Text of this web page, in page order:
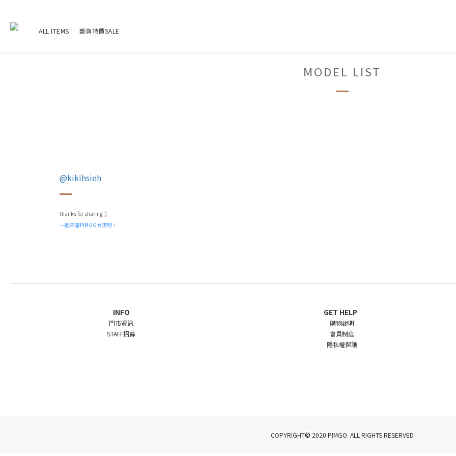
ALL ITEMS 斷貨特價SALE
MODEL LIST
@kikihsieh
thanks for sharing :)
一起來當PIMGO女孩吧！
INFO
門市資訊
STAFF招募
GET HELP
購物說明
會員制度
隱私權保護
COPYRIGHT© 2020 PIMGO. ALL RIGHTS RESERVED